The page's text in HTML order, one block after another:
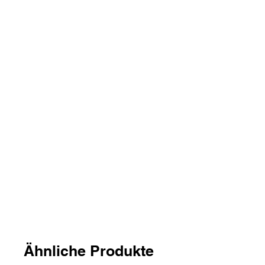
Ähnliche Produkte